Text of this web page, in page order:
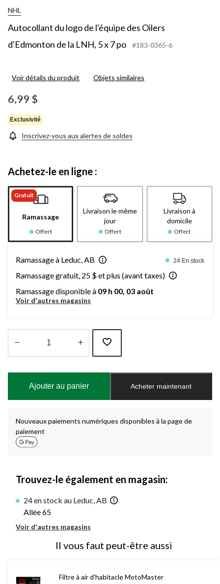
NHL
Autocollant du logo de l'équipe des Oilers
d'Edmonton de la LNH, 5 x 7 po
#183-0365-6
Voir détails du produit Objets similaires
6,99 $
Exclusivité
Inscrivez-vous aux alertes de soldes
Achetez-le en ligne :
Gratuit
Ramassage
Offert
Livraison le même
jour
Offert
Livraison à
domicile
Offert
Ramassage à Leduc, AB 24 En stock
Ramassage gratuit, 25 $ et plus (avant taxes)
Ramassage disponible à 09 h 00, 03 août
Voir d'autres magasins
à
Ajouter au panier Acheter maintenant
Nouveaux paiements numériques disponibles à la page de
paiement
Trouvez-le également en magasin:
24 en stock au Leduc, AB
Allée 65
Voir d'autres magasins
Il vous faut peut-être aussi
Filtre à air d'habitacle MotoMaster